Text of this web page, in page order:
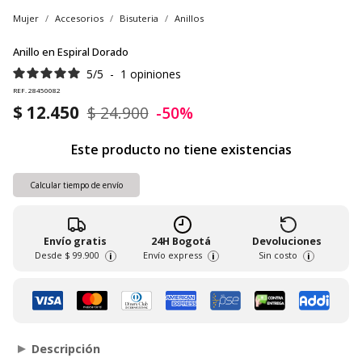
Mujer Accesorios Bisuteria Anillos
Anillo en Espiral Dorado
5/5 - 1 opiniones
REF. 28450082
$ 12.450 $ 24.900 -50%
Este producto no tiene existencias
Calcular tiempo de envío
Envío gratis
Desde $ 99.900 i
24H Bogotá
Envío express i
Devoluciones
Sin costo i
Descripción